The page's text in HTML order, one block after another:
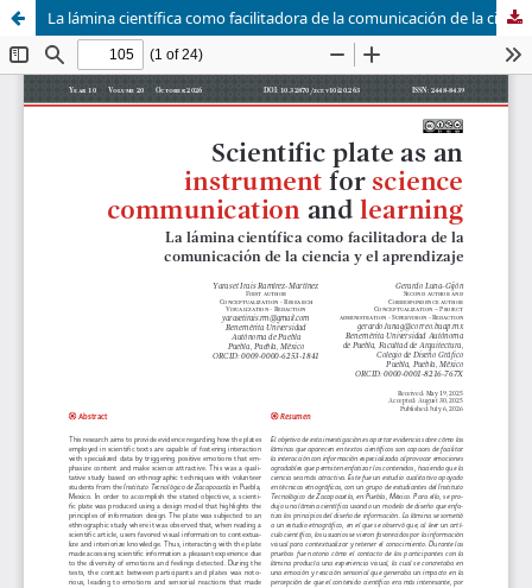
La lámina científica como facilitadora de la comunicación de la ciencia y el aprendizaje